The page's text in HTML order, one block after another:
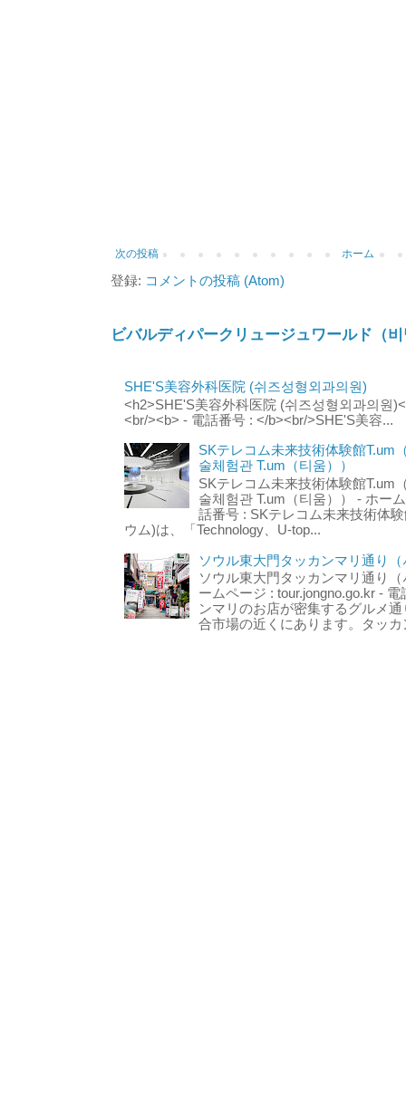
次の投稿 ホーム
登録: コメントの投稿 (Atom)
ビバルディパークリュージュワールド（
SHE'S美容外科医院 (쉬즈성형외과의원)
<h2>SHE'S美容外科医院 (쉬즈성형외과의원
<br/><b> - 電話番号 : </b><br/>SHE'S美容...
SKテレコム未来技術体験館T.um
술체험관 T.um（티움））
SKテレコム未来技術体験館T.um
술체험관 T.um（티움）） - ホー
話番号 : SKテレコム未来技術体
ウム)は、「Technology、U-top...
ソウル東大門タッカンマリ通り
ソウル東大門タッカンマリ通り
ームページ : tour.jongno.go.kr -
ンマリのお店が密集するグルメ
合市場の近くにあります。タッ